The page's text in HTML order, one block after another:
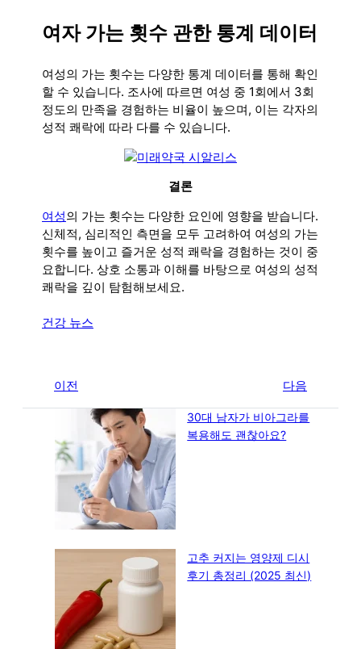
여자 가는 횟수 관한 통계 데이터
여성의 가는 횟수는 다양한 통계 데이터를 통해 확인
할 수 있습니다. 조사에 따르면 여성 중 1회에서 3회
정도의 만족을 경험하는 비율이 높으며, 이는 각자의
성적 쾌락에 따라 다를 수 있습니다.
결론
여성의 가는 횟수는 다양한 요인에 영향을 받습니다.
신체적, 심리적인 측면을 모두 고려하여 여성의 가는
횟수를 높이고 즐거운 성적 쾌락을 경험하는 것이 중
요합니다. 상호 소통과 이해를 바탕으로 여성의 성적
쾌락을 깊이 탐험해보세요.
건강 뉴스
이전 다음
30대 남자가 비아그라를
복용해도 괜찮아요?
고추 커지는 영양제 디시
후기 총정리 (2025 최신)